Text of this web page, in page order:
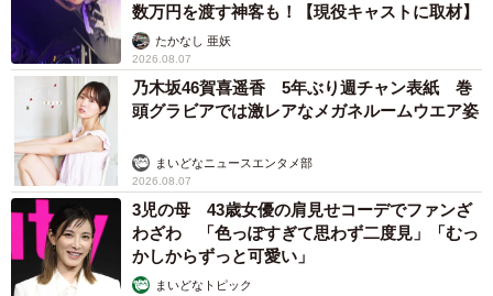
数万円を渡す神客も！【現役キャストに取材】
たかなし 亜妖
2026.08.07
乃木坂46賀喜遥香 5年ぶり週チャン表紙 巻
頭グラビアでは激レアなメガネルームウエア姿
まいどなニュースエンタメ部
2026.08.07
3児の母 43歳女優の肩見せコーデでファンざ
わざわ 「色っぽすぎて思わず二度見」「むっ
かしからずっと可愛い」
まいどなトピック